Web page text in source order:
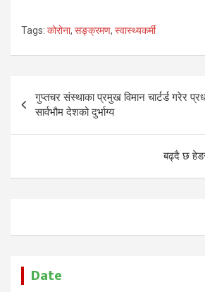
Tags: कोरोना, सङ्क्रमण, स्वास्थ्यकर्मी
Post
navigation
गुप्तचर संस्थाका प्रमुख विमान चार्टर्ड गरेर
सार्वभौम देशको दुर्भाग्य
बढ्दै छ
Date